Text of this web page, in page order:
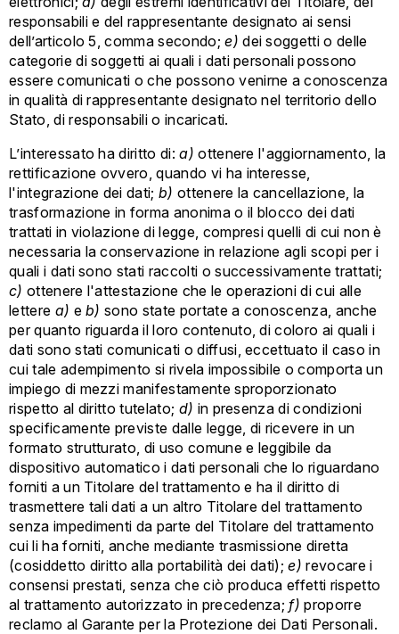
responsabili e del rappresentante designato ai sensi
dell’articolo 5, comma secondo;e) dei soggetti o delle
categorie di soggetti ai quali i dati personali possono
essere comunicati o che possono venirne a conoscenza
in qualità di rappresentante designato nel territorio dello
Stato, di responsabili o incaricati.
L’interessato ha diritto di:a) ottenere l'aggiornamento, la
rettificazione ovvero, quando vi ha interesse,
l'integrazione dei dati;b) ottenere la cancellazione, la
trasformazione in forma anonima o il blocco dei dati
trattati in violazione di legge, compresi quelli di cui non è
necessaria la conservazione in relazione agli scopi per i
quali i dati sono stati raccolti o successivamente trattati;
c) ottenere l'attestazione che le operazioni di cui alle
lettere a) eb) sono state portate a conoscenza, anche
per quanto riguarda il loro contenuto, di coloro ai quali i
dati sono stati comunicati o diffusi, eccettuato il caso in
cui tale adempimento si rivela impossibile o comporta un
impiego di mezzi manifestamente sproporzionato
rispetto al diritto tutelato; d) in presenza di condizioni
specificamente previste dalle legge, di ricevere in un
formato strutturato, di uso comune e leggibile da
dispositivo automatico i dati personali che lo riguardano
forniti a un Titolare del trattamento e ha il diritto di
trasmettere tali dati a un altro Titolare del trattamento
senza impedimenti da parte del Titolare del trattamento
cui li ha forniti, anche mediante trasmissione diretta
(cosiddetto diritto alla portabilità dei dati);e) revocare i
consensi prestati, senza che ciò produca effetti rispetto
al trattamento autorizzato in precedenza;f) proporre
reclamo al Garante per la Protezione dei Dati Personali.